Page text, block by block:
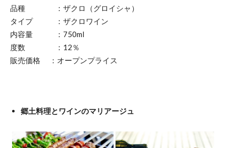
品種 ：ザクロ（グロイシャ）
タイプ ：ザクロワイン
内容量 ：750ml
度数 ：12％
販売価格 ：オープンプライス
郷土料理とワインのマリアージュ